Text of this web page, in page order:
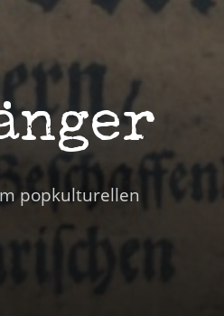
popkulturellen